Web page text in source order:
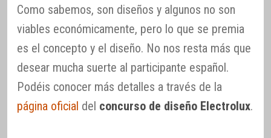
Como sabemos, son diseños y algunos no son
viables económicamente, pero lo que se premia
es el concepto y el diseño. No nos resta más que
desear mucha suerte al participante español.
Podéis conocer más detalles a través de la
página oficial del concurso de diseño Electrolux.